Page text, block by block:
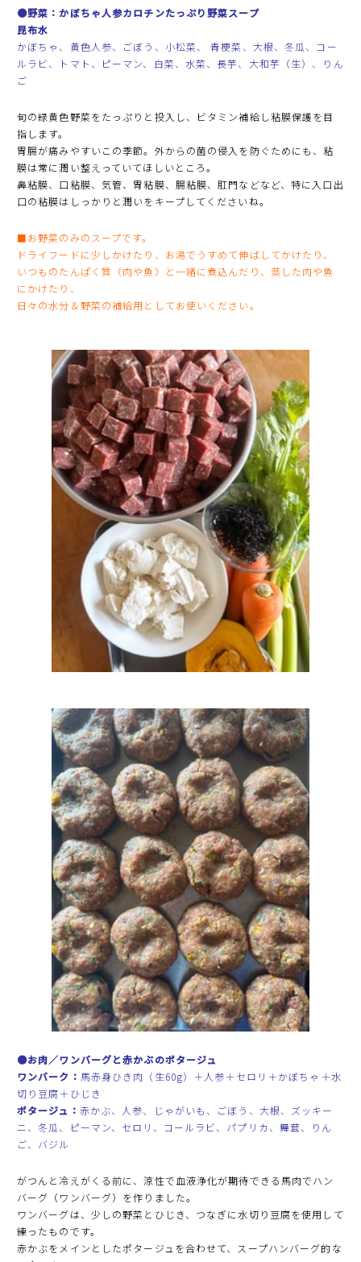
●野菜：かぼちゃ人参カロチンたっぷり野菜スープ
昆布水
かぼちゃ、黄色人参、ごぼう、小松菜、 青梗菜、大根、冬瓜、コー
ルラビ、トマト、ピーマン、白菜、水菜、長芋、大和芋（生）、りん
ご
旬の緑黄色野菜をたっぷりと投入し、ビタミン補給し粘膜保護を目
指します。
胃腸が痛みやすいこの季節。外からの菌の侵入を防ぐためにも、粘
膜は常に潤い整えっていてほしいところ。
鼻粘膜、口粘膜、気管、胃粘膜、腸粘膜、肛門などなど、特に入口出
口の粘膜はしっかりと潤いをキープしてくださいね。
■お野菜のみのスープです。
ドライフードに少しかけたり、お湯でうすめて伸ばしてかけたり、
いつものたんぱく質（肉や魚）と一緒に煮込んだり、蒸した肉や魚
にかけたり、
日々の水分＆野菜の補給用としてお使いください。
●お肉／ワンバーグと赤かぶのポタージュ
ワンバーク： 馬赤身ひき肉（生60g）＋人参＋セロリ＋かぼちゃ＋水
切り豆腐＋ひじき
ポタージュ： 赤かぶ、人参、じゃがいも、ごぼう、大根、ズッキー
ニ、冬瓜、ピーマン、セロリ、コールラビ、パプリカ、舞茸、りん
ご、バジル
がつんと冷えがくる前に、涼性で血液浄化が期待できる馬肉でハン
バーグ（ワンバーグ）を作りました。
ワンバーグは、少しの野菜とひじき、つなぎに水切り豆腐を使用して
練ったものです。
赤かぶをメインとしたポタージュを合わせて、スープハンバーグ的な